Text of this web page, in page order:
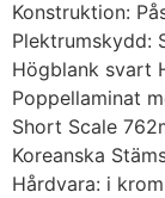
Konstruktion:
Plektrumskydd:
Högblank svart
Poppellaminat
Short Scale
Koreanska
Hårdvara: i